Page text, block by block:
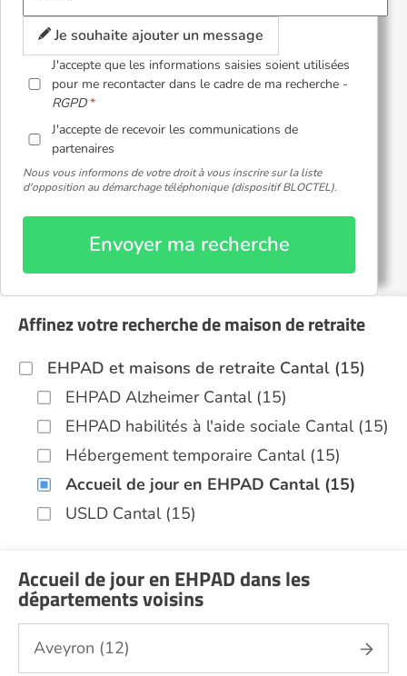
Je souhaite ajouter un message
J'accepte que les informations saisies soient utilisées
pour me recontacter dans le cadre de ma recherche -
RGPD
J'accepte de recevoir les communications de
partenaires
Nous vous informons de votre droit à vous inscrire sur la liste
d'opposition au démarchage téléphonique (dispositif BLOCTEL).
Envoyer ma recherche
Affinez votre recherche de maison de retraite
EHPAD et maisons de retraite Cantal (15)
EHPAD Alzheimer Cantal (15)
EHPAD habilités à l'aide sociale Cantal (15)
Hébergement temporaire Cantal (15)
Accueil de jour en EHPAD Cantal (15)
USLD Cantal (15)
Accueil de jour en EHPAD dans les
départements voisins
Aveyron (12)